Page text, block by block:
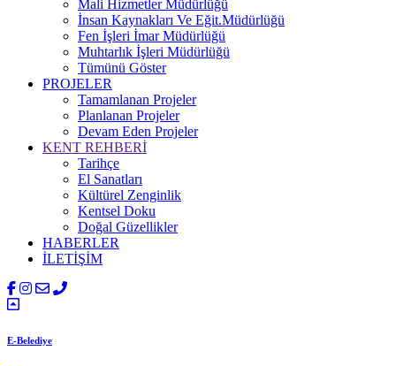
Mali Hizmetler Müdürlüğü
İnsan Kaynakları Ve Eğit.Müdürlüğü
Fen İşleri İmar Müdürlüğü
Muhtarlık İşleri Müdürlüğü
Tümünü Göster
PROJELER
Tamamlanan Projeler
Planlanan Projeler
Devam Eden Projeler
KENT REHBERİ
Tarihçe
El Sanatları
Kültürel Zenginlik
Kentsel Doku
Doğal Güzellikler
HABERLER
İLETİŞİM
E-Belediye